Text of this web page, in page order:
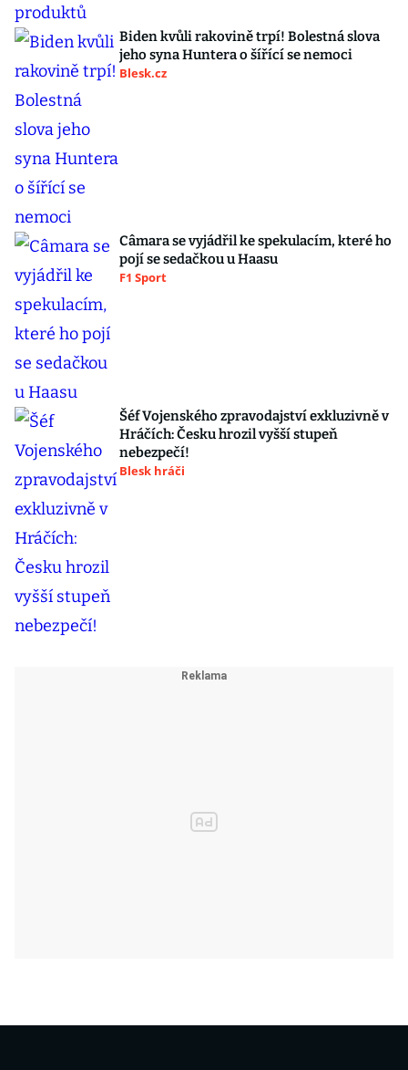
Biden kvůli rakovině trpí! Bolestná slova
jeho syna Huntera o šířící se nemoci
Blesk.cz
Câmara se vyjádřil ke spekulacím, které ho
pojí se sedačkou u Haasu
F1 Sport
Šéf Vojenského zpravodajství exkluzivně v
Hráčích: Česku hrozil vyšší stupeň
nebezpečí!
Blesk hráči